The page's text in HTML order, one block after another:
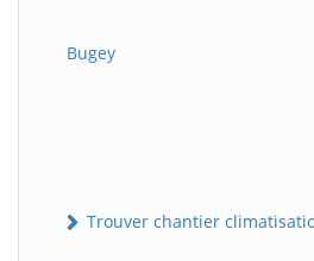
Bugey
Trouver chantier